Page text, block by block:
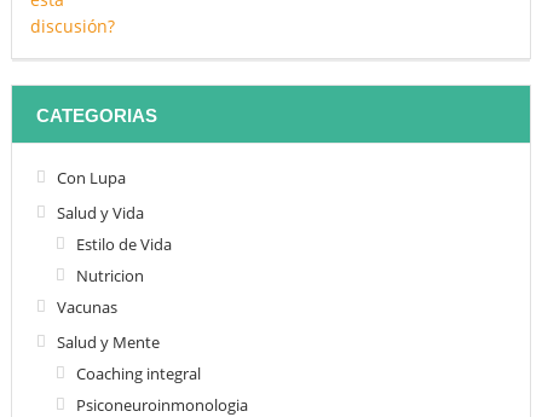
CATEGORIAS
Con Lupa
Salud y Vida
Estilo de Vida
Nutricion
Vacunas
Salud y Mente
Coaching integral
Psiconeuroinmonologia